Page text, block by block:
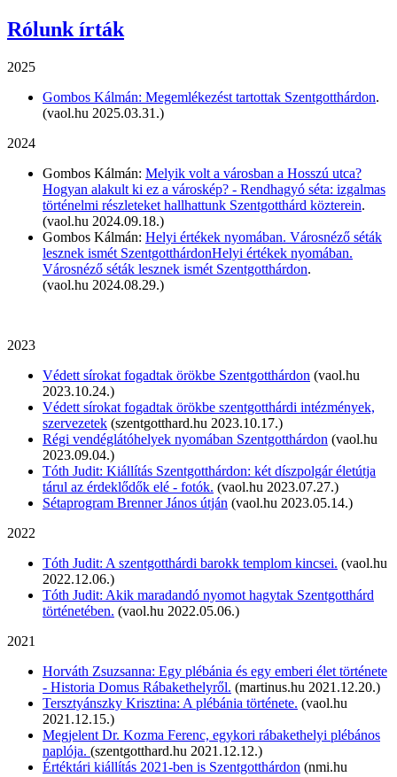
Rólunk írták
2025
Gombos Kálmán: Megemlékezést tartottak Szentgotthárdon.
(vaol.hu 2025.03.31.)
2024
Gombos Kálmán: Melyik volt a városban a Hosszú utca?
Hogyan alakult ki ez a városkép? - Rendhagyó séta: izgalmas
történelmi részleteket hallhattunk Szentgotthárd közterein.
(vaol.hu 2024.09.18.)
Gombos Kálmán: Helyi értékek nyomában. Városnéző séták
lesznek ismét SzentgotthárdonHelyi értékek nyomában.
Városnéző séták lesznek ismét Szentgotthárdon.
(vaol.hu 2024.08.29.)
2023
Védett sírokat fogadtak örökbe Szentgotthárdon (vaol.hu
2023.10.24.)
Védett sírokat fogadtak örökbe szentgotthárdi intézmények,
szervezetek (szentgotthard.hu 2023.10.17.)
Régi vendéglátóhelyek nyomában Szentgotthárdon (vaol.hu
2023.09.04.)
Tóth Judit: Kiállítás Szentgotthárdon: két díszpolgár életútja
tárul az érdeklődők elé - fotók. (vaol.hu 2023.07.27.)
Sétaprogram Brenner János útján (vaol.hu 2023.05.14.)
2022
Tóth Judit: A szentgotthárdi barokk templom kincsei. (vaol.hu
2022.12.06.)
Tóth Judit: Akik maradandó nyomot hagytak Szentgotthárd
történetében. (vaol.hu 2022.05.06.)
2021
Horváth Zsuzsanna: Egy plébánia és egy emberi élet története
- Historia Domus Rábakethelyről. (martinus.hu 2021.12.20.)
Tersztyánszky Krisztina: A plébánia története. (vaol.hu
2021.12.15.)
Megjelent Dr. Kozma Ferenc, egykori rábakethelyi plébános
naplója. (szentgotthard.hu 2021.12.12.)
Értéktári kiállítás 2021-ben is Szentgotthárdon (nmi.hu